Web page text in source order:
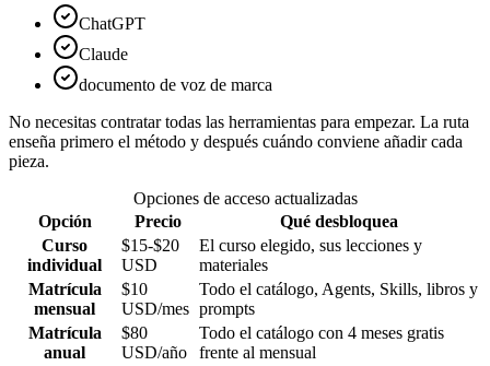
ChatGPT
Claude
documento de voz de marca
No necesitas contratar todas las herramientas para empezar. La ruta
enseña primero el método y después cuándo conviene añadir cada
pieza.
Opciones de acceso actualizadas
Opción
Precio
Qué desbloquea
Curso
individual
$15-$20
USD
El curso elegido, sus lecciones y
materiales
Matrícula
mensual
$10
USD/mes
Todo el catálogo, Agents, Skills, libros y
prompts
Matrícula
anual
$80
USD/año
Todo el catálogo con 4 meses gratis
frente al mensual